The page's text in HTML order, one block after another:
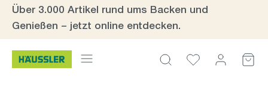
Zum Hauptinhalt springen
Über 3.000 Artikel rund ums Backen und
Genießen – jetzt online entdecken.